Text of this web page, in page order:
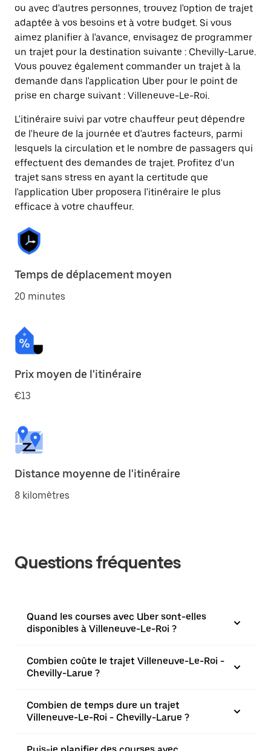
ou avec d'autres personnes, trouvez l'option de trajet
adaptée à vos besoins et à votre budget. Si vous
aimez planifier à l'avance, envisagez de programmer
un trajet pour la destination suivante : Chevilly-Larue.
Vous pouvez également commander un trajet à la
demande dans l'application Uber pour le point de
prise en charge suivant : Villeneuve-Le-Roi.
L'itinéraire suivi par votre chauffeur peut dépendre
de l'heure de la journée et d'autres facteurs, parmi
lesquels la circulation et le nombre de passagers qui
effectuent des demandes de trajet. Profitez d'un
trajet sans stress en ayant la certitude que
l'application Uber proposera l'itinéraire le plus
efficace à votre chauffeur.
Temps de déplacement moyen
20 minutes
Prix moyen de l'itinéraire
€13
Distance moyenne de l'itinéraire
8 kilomètres
Questions fréquentes
Quand les courses avec Uber sont-elles
disponibles à Villeneuve-Le-Roi ?
Combien coûte le trajet Villeneuve-Le-Roi -
Chevilly-Larue ?
Combien de temps dure un trajet
Villeneuve-Le-Roi - Chevilly-Larue ?